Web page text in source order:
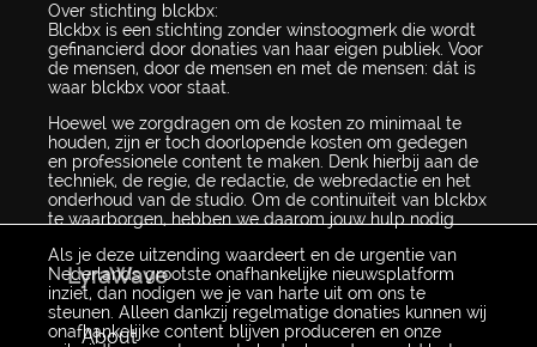
Over stichting blckbx:
Blckbx is een stichting zonder winstoogmerk die wordt
gefinancierd door donaties van haar eigen publiek. Voor
de mensen, door de mensen en met de mensen: dát is
waar blckbx voor staat.
Hoewel we zorgdragen om de kosten zo minimaal te
houden, zijn er toch doorlopende kosten om gedegen
en professionele content te maken. Denk hierbij aan de
techniek, de regie, de redactie, de webredactie en het
onderhoud van de studio. Om de continuïteit van blckbx
te waarborgen, hebben we daarom jouw hulp nodig.
Als je deze uitzending waardeert en de urgentie van
Nederlands grootste onafhankelijke nieuwsplatform
inziet, dan nodigen we je van harte uit om ons te
steunen. Alleen dankzij regelmatige donaties kunnen wij
onafhankelijke content blijven produceren en onze
LyraWave
About